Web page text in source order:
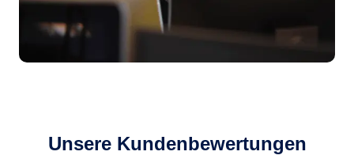
Unsere Kundenbewertungen